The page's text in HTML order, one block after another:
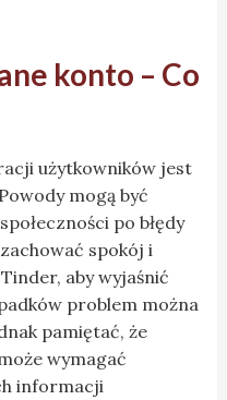
konto – Co
użytkowników jest
mogą być
po błędy
spokój i
aby wyjaśnić
problem można
pamiętać, że
wymagać
informacji